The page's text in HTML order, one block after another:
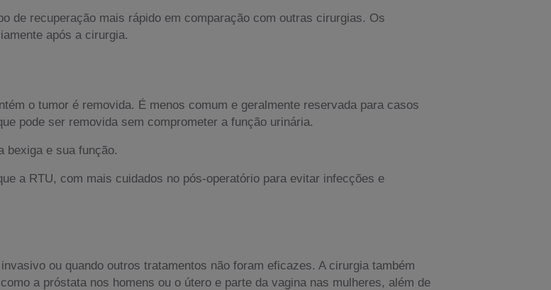
de recuperação mais rápido em comparação com outras cirurgias. Os
após a cirurgia.
o tumor é removida. É menos comum e geralmente reservada para casos
pode ser removida sem comprometer a função urinária.
bexiga e sua função.
a RTU, com mais cuidados no pós-operatório para evitar infecções e
ou quando outros tratamentos não foram eficazes. A cirurgia também
a próstata nos homens ou o útero e parte da vagina nas mulheres, além de